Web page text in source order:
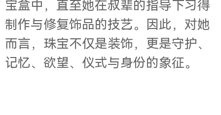
宝盒中，直至她在叔辈的指导下习得
制作与修复饰品的技艺。因此，对她
而言，珠宝不仅是装饰，更是守护、
记忆、欲望、仪式与身份的象征。